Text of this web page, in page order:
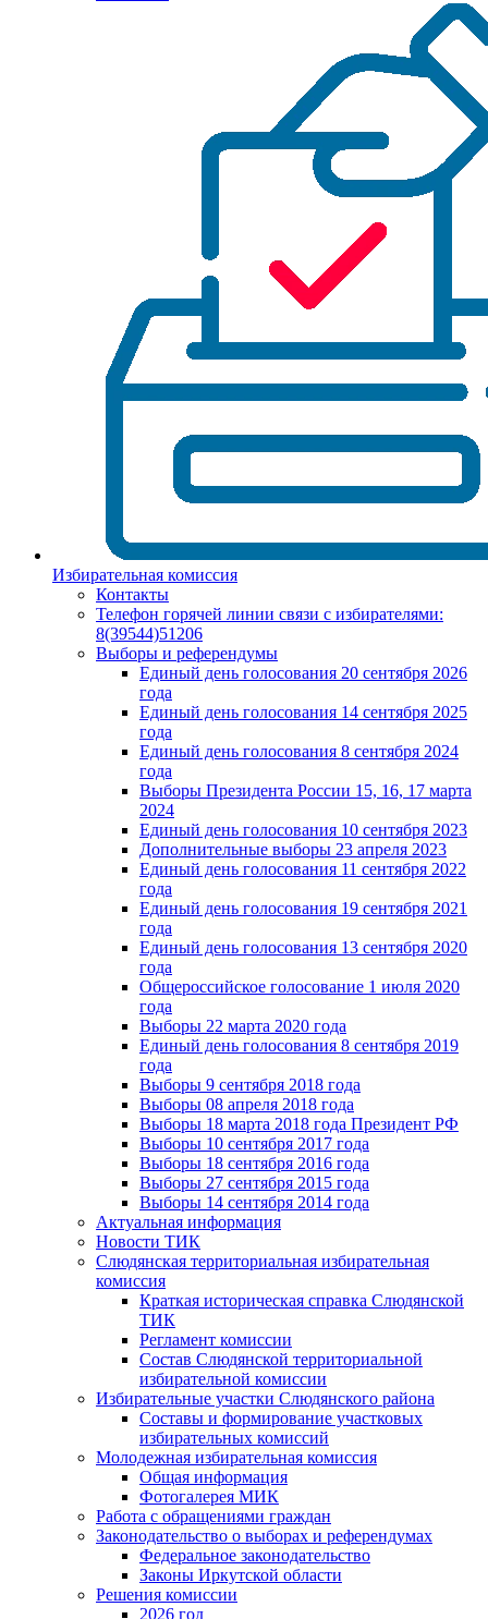
Избирательная комиссия
Контакты
Телефон горячей линии связи с избирателями:
8(39544)51206
Выборы и референдумы
Единый день голосования 20 сентября 2026
года
Единый день голосования 14 сентября 2025
года
Единый день голосования 8 сентября 2024
года
Выборы Президента России 15, 16, 17 марта
2024
Единый день голосования 10 сентября 2023
Дополнительные выборы 23 апреля 2023
Единый день голосования 11 сентября 2022
года
Единый день голосования 19 сентября 2021
года
Единый день голосования 13 сентября 2020
года
Общероссийское голосование 1 июля 2020
года
Выборы 22 марта 2020 года
Единый день голосования 8 сентября 2019
года
Выборы 9 сентября 2018 года
Выборы 08 апреля 2018 года
Выборы 18 марта 2018 года Президент РФ
Выборы 10 сентября 2017 года
Выборы 18 сентября 2016 года
Выборы 27 сентября 2015 года
Выборы 14 сентября 2014 года
Актуальная информация
Новости ТИК
Слюдянская территориальная избирательная
комиссия
Краткая историческая справка Слюдянской
ТИК
Регламент комиссии
Состав Слюдянской территориальной
избирательной комиссии
Избирательные участки Слюдянского района
Составы и формирование участковых
избирательных комиссий
Молодежная избирательная комиссия
Общая информация
Фотогалерея МИК
Работа с обращениями граждан
Законодательство о выборах и референдумах
Федеральное законодательство
Законы Иркутской области
Решения комиссии
2026 год